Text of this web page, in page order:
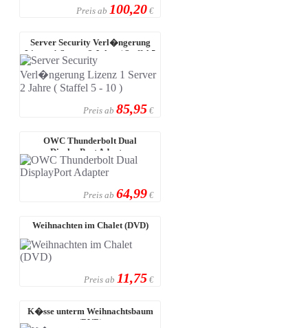
Preis ab 100,20 €
Server Security Verl�ngerung
Lizenz 1 Server 2 Jahre ( Staffel 5
...
Preis ab 85,95 €
OWC Thunderbolt Dual
DisplayPort Adapter
Preis ab 64,99 €
Weihnachten im Chalet (DVD)
Preis ab 11,75 €
K�sse unterm Weihnachtsbaum
(DVD)